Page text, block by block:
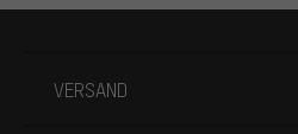
VERSAND